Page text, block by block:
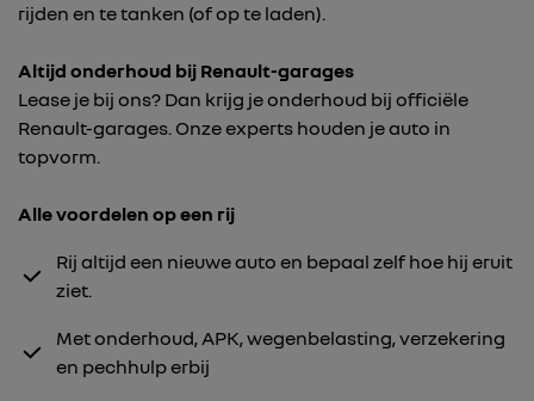
rijden en te tanken (of op te laden).
Altijd onderhoud bij Renault-garages
Lease je bij ons? Dan krijg je onderhoud bij officiële
Renault-garages. Onze experts houden je auto in
topvorm.
Alle voordelen op een rij
Rij altijd een nieuwe auto en bepaal zelf hoe hij eruit
ziet.
Met onderhoud, APK, wegenbelasting, verzekering
en pechhulp erbij